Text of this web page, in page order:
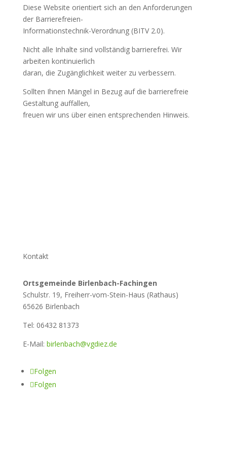
Diese Website orientiert sich an den Anforderungen
der Barrierefreien-
Informationstechnik-Verordnung (BITV 2.0).
Nicht alle Inhalte sind vollständig barrierefrei. Wir
arbeiten kontinuierlich
daran, die Zugänglichkeit weiter zu verbessern.
Sollten Ihnen Mängel in Bezug auf die barrierefreie
Gestaltung auffallen,
freuen wir uns über einen entsprechenden Hinweis.
Kontakt
Ortsgemeinde Birlenbach-Fachingen
Schulstr. 19, Freiherr-vom-Stein-Haus (Rathaus)
65626 Birlenbach
Tel: 06432 81373
E-Mail: birlenbach@vgdiez.de
Folgen
Folgen